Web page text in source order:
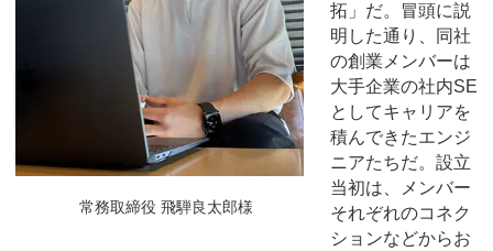
常務取締役 飛騨良太郎様
拓」だ。冒頭に説
明した通り、同社
の創業メンバーは
大手企業の社内SE
としてキャリアを
積んできたエンジ
ニアたちだ。設立
当初は、メンバー
それぞれのコネク
ションなどからお